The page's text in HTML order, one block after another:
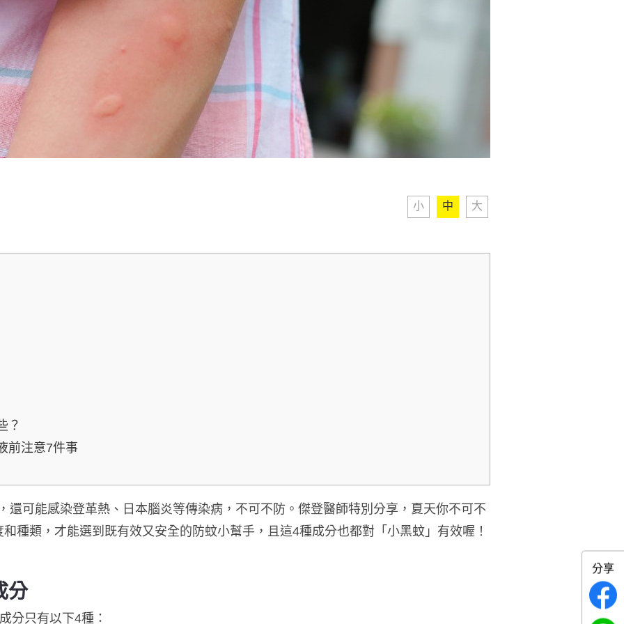
小 中 大
？
前注意7件事
還可能感染登革熱、日本腦炎等傳染病，不可不防。 傑登醫師特別分享，夏天你不可不
種類，才能選到既有效又安全的防蚊小幫手，且這4種成分也都對「小黑蚊」有效喔！
分
分只有以下4種：
分享